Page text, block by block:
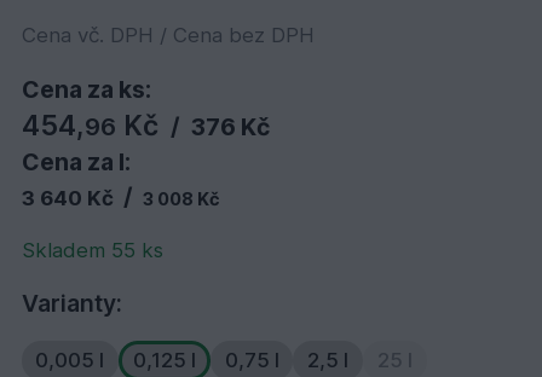
Cena vč. DPH / Cena bez DPH
Cena za ks:
454,96 Kč / 376 Kč
Cena za l:
3 640 Kč / 3 008 Kč
Skladem 55 ks
Varianty:
0,005 l 0,125 l 0,75 l 2,5 l 25 l